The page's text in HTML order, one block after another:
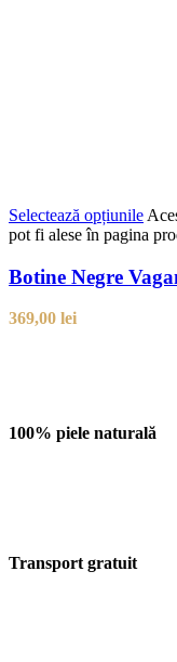
Selectează opțiunile
pot fi alese în pagina
Botine Negre
369,00 lei
100% piele naturală
Transport gratuit